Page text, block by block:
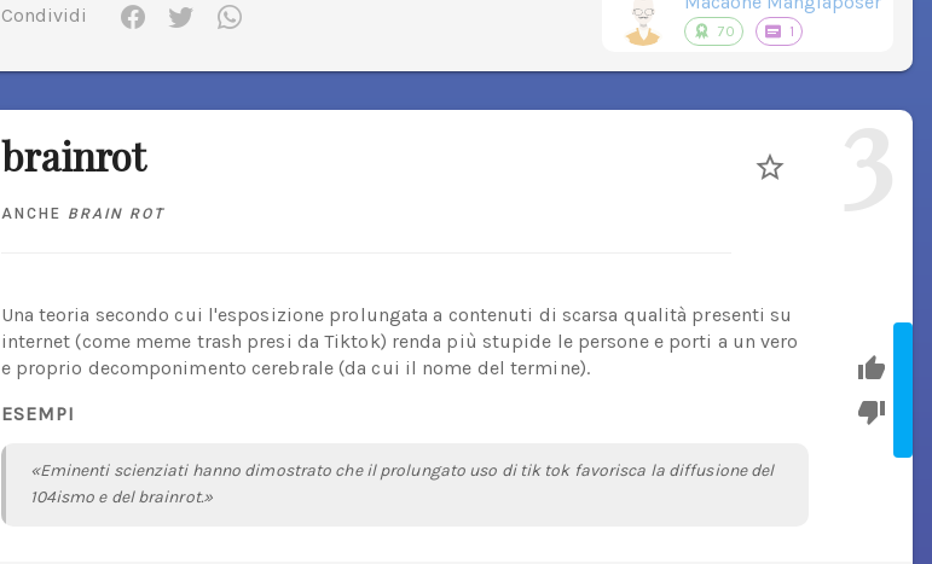
Condividi
70 1
brainrot
ANCHE BRAIN ROT 3
Una teoria secondo cui l'esposizione prolungata a contenuti di scarsa qualità presenti su
internet (come meme trash presi da Tiktok) renda più stupide le persone e porti a un vero
e proprio decomponimento cerebrale (da cui il nome del termine).
ESEMPI
«Eminenti scienziati hanno dimostrato che il prolungato uso di tik tok favorisca la diffusione del
104ismo e del brainrot.»